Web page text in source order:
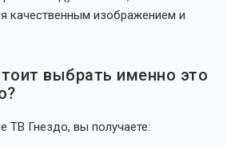
качественным изображением и
выбрать именно это
ТВ Гнездо, вы получаете: